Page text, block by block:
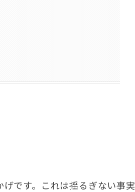
です。これは揺るぎない事実